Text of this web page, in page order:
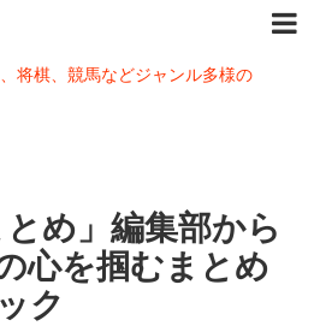
将棋、競馬などジャンル多様の
とめ」編集部から
心を掴むまとめ
ク